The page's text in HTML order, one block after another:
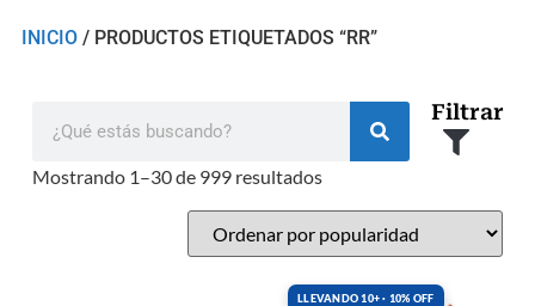
INICIO/ PRODUCTOS ETIQUETADOS “RR”
Filtrar
Mostrando 1–30 de 999 resultados
LLEVANDO 10+ · 10% OFF